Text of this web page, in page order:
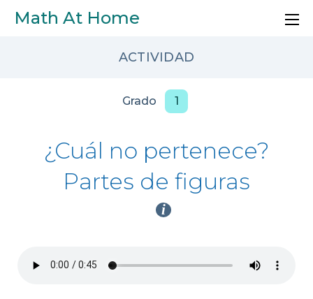
Skip to main content
Math At Home
ACTIVIDAD
Grado 1
¿Cuál no pertenece?
Partes de figuras
i